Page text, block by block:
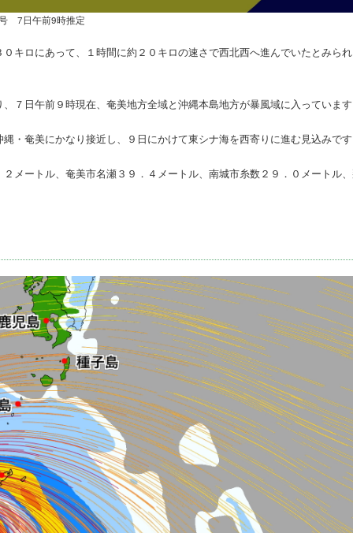
7日午前9時推定
キロにあって、１時間に約２０キロの速さで西北西へ進んでいたとみら
７日午前９時現在、奄美地方全域と沖縄本島地方が暴風域に入っていま
・奄美にかなり接近し、９日にかけて東シナ海を西寄りに進む見込みで
メートル、奄美市名瀬３９．４メートル、南城市糸数２９．０メートル